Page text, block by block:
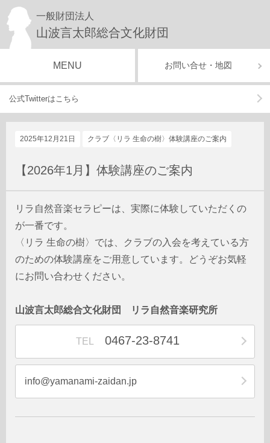
一般財団法人
山波言太郎総合文化財団
MENU お問い合せ・地図
公式Twitterはこちら
2025年12月21日 クラブ〈リラ 生命の樹〉体験講座のご案内
【2026年1月】体験講座のご案内
リラ自然音楽セラピーは、実際に体験していただくの
が一番です。
〈リラ 生命の樹〉では、クラブの入会を考えている方
のための体験講座をご用意しています。どうぞお気軽
にお問い合わせください。
山波言太郎総合文化財団 リラ自然音楽研究所
TEL 0467-23-8741
info@yamanami-zaidan.jp